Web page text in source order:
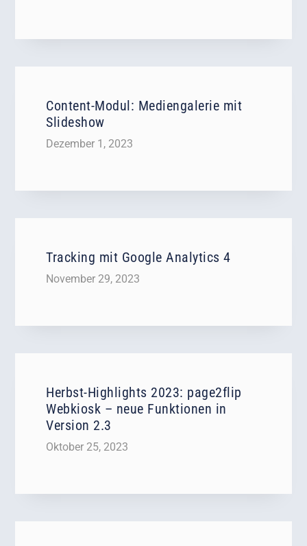
Content-Modul: Mediengalerie mit
Slideshow
Dezember 1, 2023
Tracking mit Google Analytics 4
November 29, 2023
Herbst-Highlights 2023: page2flip
Webkiosk – neue Funktionen in
Version 2.3
Oktober 25, 2023